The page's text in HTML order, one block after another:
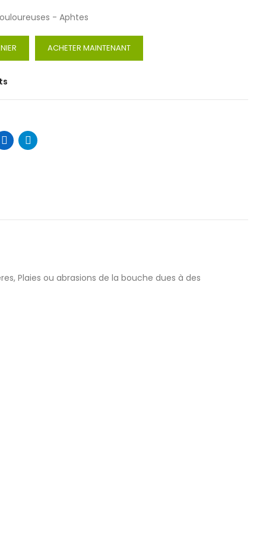
- Aphtes
ACHETER MAINTENANT
Plaies ou abrasions de la bouche dues à des